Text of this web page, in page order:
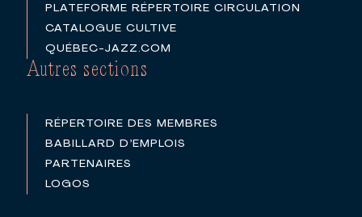
PLATEFORME RÉPERTOIRE CIRCULATION
CATALOGUE CULTIVE
QUÉBEC-JAZZ.COM
Autres sections
RÉPERTOIRE DES MEMBRES
BABILLARD D’EMPLOIS
PARTENAIRES
LOGOS